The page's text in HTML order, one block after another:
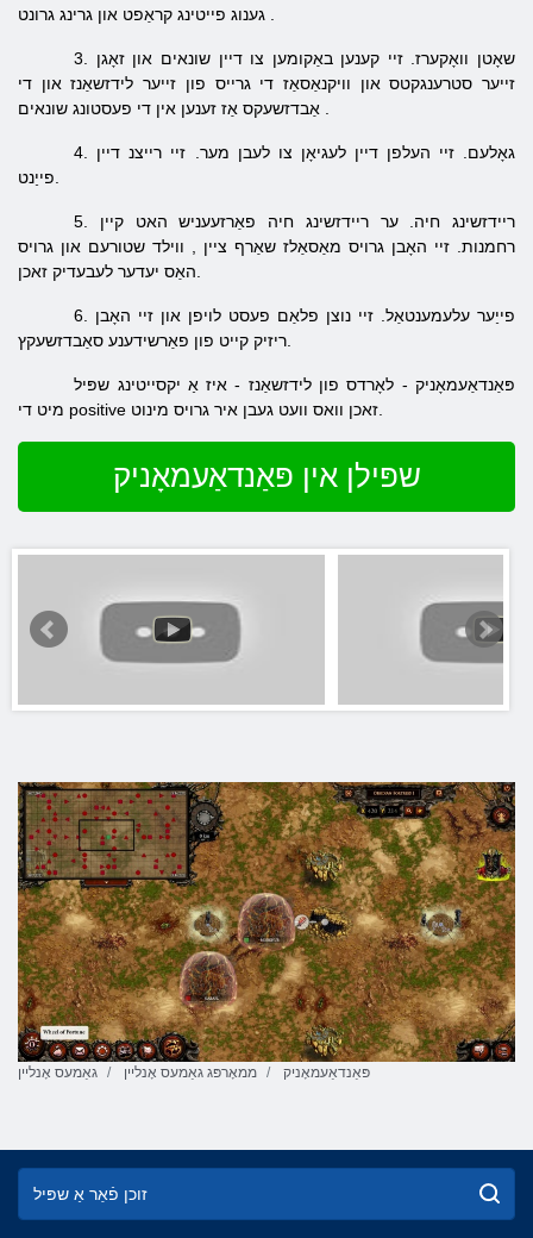
גענוג פייטינג קראַפט און גרינג
3. שאָטן וואָקערז. זיי קענעןבאַקומען צו דיין שונאים און זאָגן
זייער סטרענגקטס און וויקנאַסאַז די גרייס פון זייער לידזשאַנזאון די
אַבדזשעקס אַז זענען אין די פעסטונג
4. גאָלעם. זיי העלפןדייןלעגיאָן צו לעבן מער. זיי רייצנ דיין
5. ריידזשינג חיה. ערריידזשינג חיה פאַרזעעניש האט קיין
רחמנות. זיי האָבן גרויס מאַסאַלז שאַרף ציין , ווילד שטורעם און גרויס
האַס יעדער לעבעדיק
6. פייַער עלעמענטאַל. זיי נוצן פלאַם פעסט לויפן און זיי האָבן
פּאַנדאַעמאָניק - לאָרדס פון לידזשאַנז - איז אַ יקסייטינג שפּיל
שפּילן אין פּאַנדאַעמאָניק
גאַמעס אָנליין ממאָרפּג גאַמעס אָנליין פּאַנדאַעמאָניק